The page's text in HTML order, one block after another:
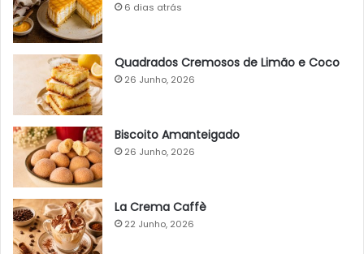
6 dias atrás
Quadrados Cremosos de Limão e Coco
26 Junho, 2026
Biscoito Amanteigado
26 Junho, 2026
La Crema Caffè
22 Junho, 2026